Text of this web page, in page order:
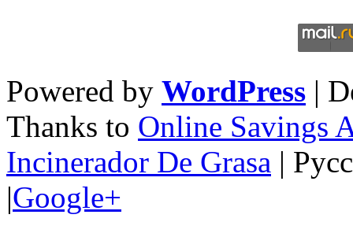
Powered by WordPress |
Thanks to Online Savings
Incinerador De Grasa |
|Google+